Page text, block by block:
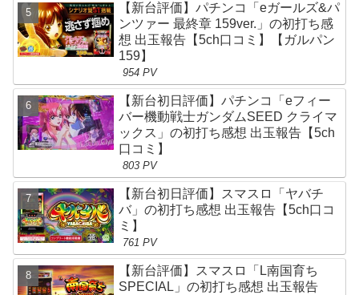
【新台評価】パチンコ「eガールズ&パ
ンツァー 最終章 159ver.」の初打ち感
想 出玉報告【5ch口コミ】【ガルパン
159】
954 PV
【新台初日評価】パチンコ「eフィー
バー機動戦士ガンダムSEED クライマ
ックス」の初打ち感想 出玉報告【5ch
口コミ】
803 PV
【新台初日評価】スマスロ「ヤバチ
バ」の初打ち感想 出玉報告【5ch口コ
ミ】
761 PV
【新台評価】スマスロ「L南国育ち
SPECIAL」の初打ち感想 出玉報告